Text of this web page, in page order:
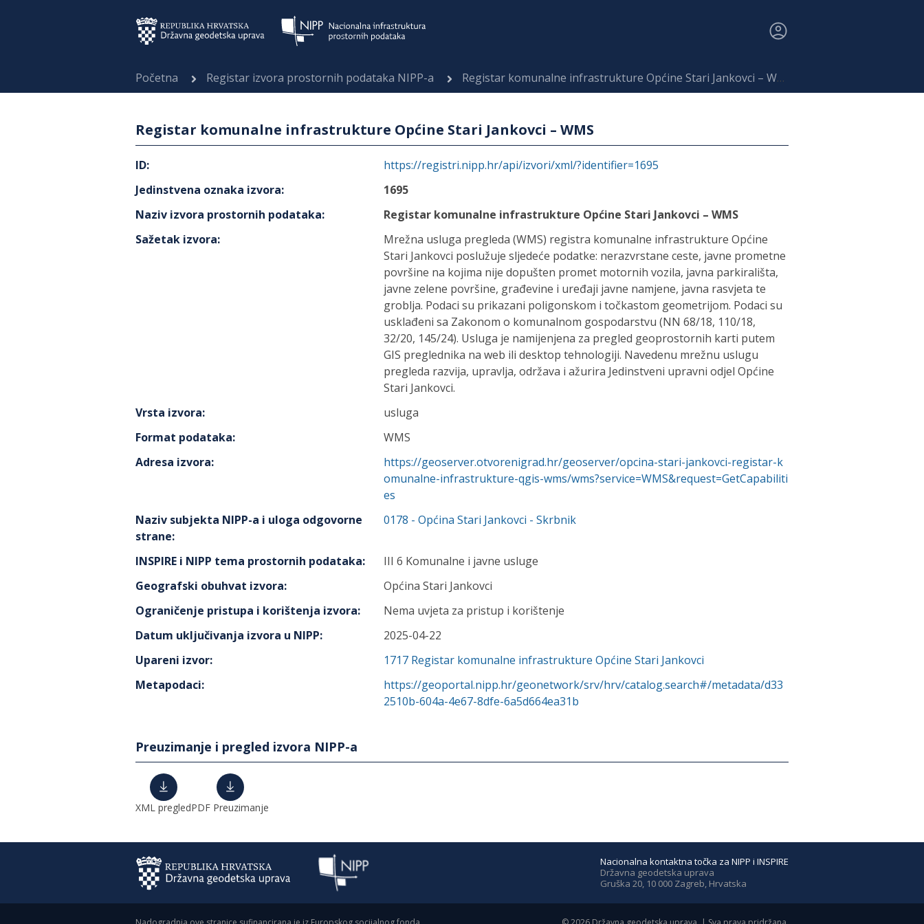
Početna Registar izvora prostornih podataka NIPP-a Registar komunalne infrastrukture Općine Stari Jankovci – WMS
Registar komunalne infrastrukture Općine Stari Jankovci – WMS
ID:
https://registri.nipp.hr/api/izvori/xml/?identifier=1695
Jedinstvena oznaka izvora:
1695
Naziv izvora prostornih podataka:
Registar komunalne infrastrukture Općine Stari Jankovci – WMS
Sažetak izvora:
Mrežna usluga pregleda (WMS) registra komunalne infrastrukture Općine
Stari Jankovci poslužuje sljedeće podatke: nerazvrstane ceste, javne prometne
površine na kojima nije dopušten promet motornih vozila, javna parkirališta,
javne zelene površine, građevine i uređaji javne namjene, javna rasvjeta te
groblja. Podaci su prikazani poligonskom i točkastom geometrijom. Podaci su
usklađeni sa Zakonom o komunalnom gospodarstvu (NN 68/18, 110/18,
32/20, 145/24). Usluga je namijenjena za pregled geoprostornih karti putem
GIS preglednika na web ili desktop tehnologiji. Navedenu mrežnu uslugu
pregleda razvija, upravlja, održava i ažurira Jedinstveni upravni odjel Općine
Stari Jankovci.
Vrsta izvora:
usluga
Format podataka:
WMS
Adresa izvora:
https://geoserver.otvorenigrad.hr/geoserver/opcina-stari-jankovci-registar-k
omunalne-infrastrukture-qgis-wms/wms?service=WMS&request=GetCapabiliti
es
Naziv subjekta NIPP-a i uloga odgovorne
strane:
0178 - Općina Stari Jankovci - Skrbnik
INSPIRE i NIPP tema prostornih podataka:
III 6 Komunalne i javne usluge
Geografski obuhvat izvora:
Općina Stari Jankovci
Ograničenje pristupa i korištenja izvora:
Nema uvjeta za pristup i korištenje
Datum uključivanja izvora u NIPP:
2025-04-22
Upareni izvor: 1717 Registar komunalne infrastrukture Općine Stari Jankovci
Metapodaci:
https://geoportal.nipp.hr/geonetwork/srv/hrv/catalog.search#/metadata/d33
2510b-604a-4e67-8dfe-6a5d664ea31b
Preuzimanje i pregled izvora NIPP-a
XML pregledPDF Preuzimanje
Nacionalna kontaktna točka za NIPP i INSPIRE
Državna geodetska uprava
Gruška 20, 10 000 Zagreb, Hrvatska